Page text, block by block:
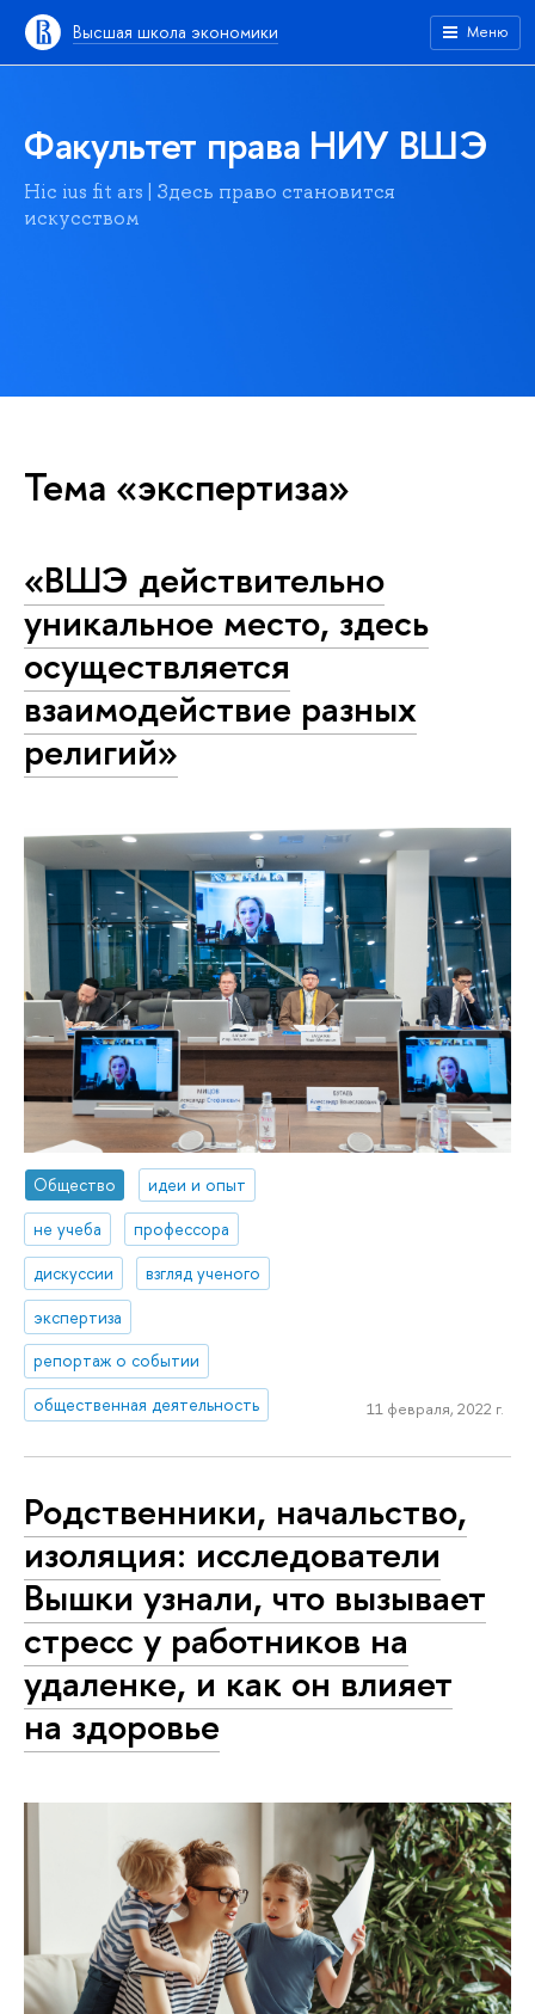
Высшая школа экономики Меню
Факультет права НИУ ВШЭ
Hic ius fit ars | Здесь право становится
искусством
Тема «экспертиза»
«ВШЭ действительно
уникальное место, здесь
осуществляется
взаимодействие разных
религий»
Общество
идеи и опыт
не учеба
профессора
дискуссии
взгляд ученого
экспертиза
репортаж о событии
общественная деятельность
11 февраля, 2022 г.
Родственники, начальство,
изоляция: исследователи
Вышки узнали, что вызывает
стресс у работников на
удаленке, и как он влияет
на здоровье